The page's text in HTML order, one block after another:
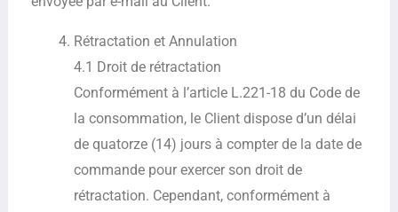
Rétractation et Annulation
4.1 Droit de rétractation
Conformément à l’article L.221-18 du Code de
la consommation, le Client dispose d’un délai
de quatorze (14) jours à compter de la date de
commande pour exercer son droit de
rétractation. Cependant, conformément à